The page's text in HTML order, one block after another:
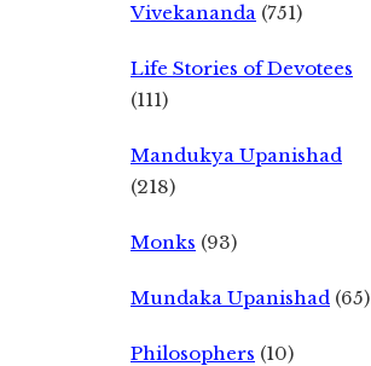
Vivekananda (751)
Life Stories of Devotees
(111)
Mandukya Upanishad
(218)
Monks (93)
Mundaka Upanishad (65)
Philosophers (10)